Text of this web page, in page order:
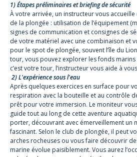
1) Étapes préliminaires et briefing de sécurité
À votre arrivée, un instructeur vous
de la plongée : utilisation de l’équipement
signes de communication et consignes de
de votre matériel avec une combinaison et
pour le spot de plongée, souvent l’île du
tour, vous pouvez explorer les fonds
c’est votre tour, l’instructeur vous aide à
2) L'expérience sous l'eau
Après quelques exercices en surface pour
respiration avec la bouteille et au contrôle
prêt pour votre immersion. Le moniteur
guide tout au long de cette aventure
porter, découvrant avec émerveillement un
fascinant. Selon le club de plongée, il peut
arches rocheuses ou vous faire découvrir
marine évolue paisiblement. Vous aurez